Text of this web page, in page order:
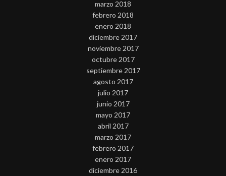
marzo 2018
febrero 2018
enero 2018
diciembre 2017
noviembre 2017
octubre 2017
septiembre 2017
agosto 2017
julio 2017
junio 2017
mayo 2017
abril 2017
marzo 2017
febrero 2017
enero 2017
diciembre 2016